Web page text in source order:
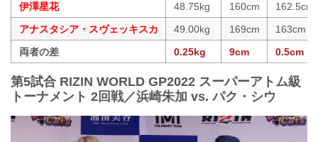
伊澤星花
48.75kg 160cm
162.5cm
アナスタシア・スヴェッキスカ
49.00kg 169cm
163cm
両者の差
0.25kg 9cm 0.5cm
第5試合 RIZIN WORLD GP2022 スーパーアトム級
トーナメント 2回戦／浜崎朱加 vs. パク・シウ